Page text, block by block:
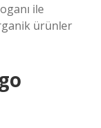
ile
ürünler